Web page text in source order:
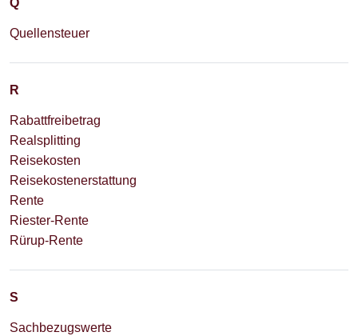
Q
Quellensteuer
R
Rabattfreibetrag
Realsplitting
Reisekosten
Reisekostenerstattung
Rente
Riester-Rente
Rürup-Rente
S
Sachbezugswerte